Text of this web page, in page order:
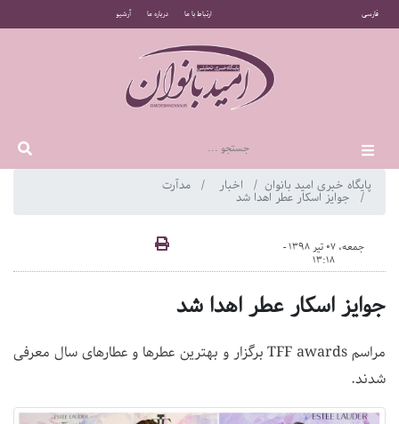
فارسی ارتباط با ما درباره ما آرشیو
پایگاه خبری امید بانوان اخبار مدآرت
جوایز اسکار عطر اهدا شد
جمعه، 07 تیر 1398 -
13:18
جوایز اسکار عطر اهدا شد
مراسم TFF awards برگزار و بهترین عطرها و عطارهای سال معرفی
شدند.